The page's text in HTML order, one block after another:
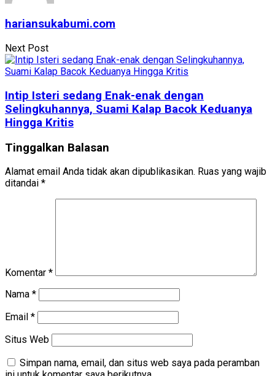
hariansukabumi.com
Next Post
Intip Isteri sedang Enak-enak dengan
Selingkuhannya, Suami Kalap Bacok Keduanya
Hingga Kritis
Tinggalkan Balasan
Alamat email Anda tidak akan dipublikasikan. Ruas yang wajib
ditandai *
Komentar *
Nama *
Email *
Situs Web
Simpan nama, email, dan situs web saya pada peramban